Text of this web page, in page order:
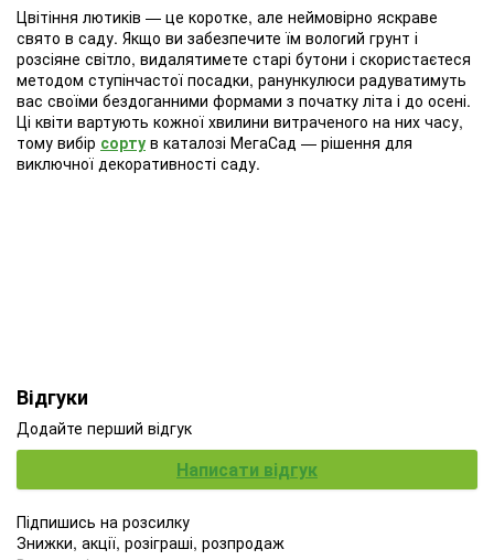
Цвітіння лютиків — це коротке, але неймовірно яскраве
свято в саду. Якщо ви забезпечите їм вологий грунт і
розсіяне світло, видалятимете старі бутони і скористаєтеся
методом ступінчастої посадки, ранункулюси радуватимуть
вас своїми бездоганними формами з початку літа і до осені.
Ці квіти вартують кожної хвилини витраченого на них часу,
тому вибір сорту в каталозі МегаСад — рішення для
виключної декоративності саду.
Відгуки
Додайте перший відгук
Написати відгук
Підпишись на розсилку
Знижки, акції, розіграші, розпродаж